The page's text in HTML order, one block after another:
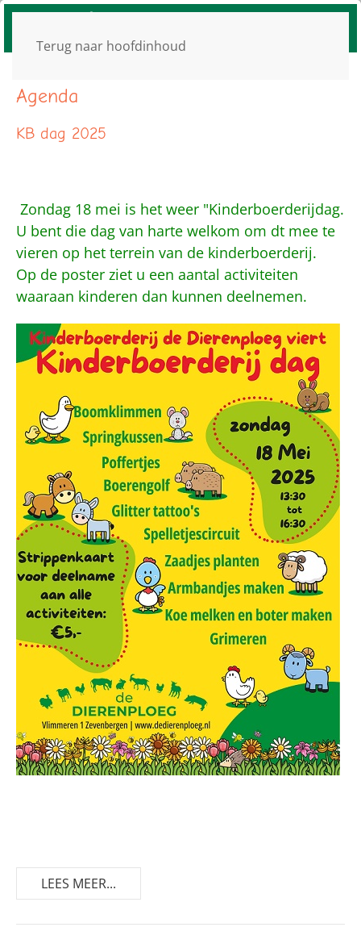
Terug naar hoofdinhoud
Agenda
KB dag 2025
Zondag 18 mei is het weer "Kinderboerderijdag.
U bent die dag van harte welkom om dt mee te
vieren op het terrein van de kinderboerderij.
Op de poster ziet u een aantal activiteiten
waaraan kinderen dan kunnen deelnemen.
LEES MEER...